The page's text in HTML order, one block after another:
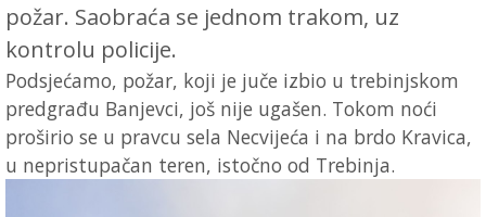
požar. Saobraća se jednom trakom, uz
kontrolu policije.
Podsjećamo, požar, koji je juče izbio u trebinjskom
predgrađu Banjevci, još nije ugašen. Tokom noći
proširio se u pravcu sela Necvijeća i na brdo Kravica,
u nepristupačan teren, istočno od Trebinja.